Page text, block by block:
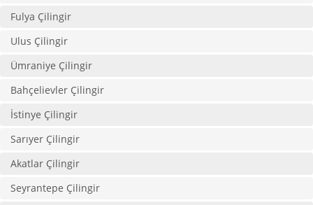
Fulya Çilingir
Ulus Çilingir
Ümraniye Çilingir
Bahçelievler Çilingir
İstinye Çilingir
Sarıyer Çilingir
Akatlar Çilingir
Seyrantepe Çilingir